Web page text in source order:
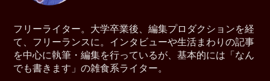
フリーライター。大学卒業後、編集プロダクションを経
て、フリーランスに。インタビューや生活まわりの記事
を中心に執筆・編集を行っているが、基本的には「なん
でも書きます」の雑食系ライター。